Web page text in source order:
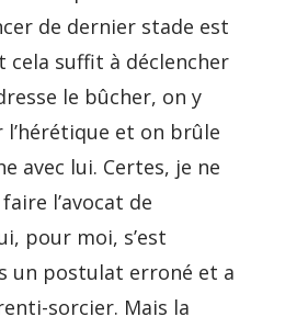
de dernier stade est
cela suffit à déclencher
le bûcher, on y
et on brûle
avec lui. Certes, je ne
l’avocat de
pour moi, s’est
un postulat erroné et a
sorcier. Mais la